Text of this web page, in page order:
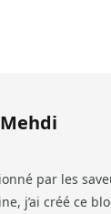
par les
j’ai créé ce